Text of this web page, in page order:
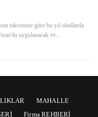
takvimine göre bu yıl okullarda
uygulanacak ve…
MAHALLE
Firma REHBERİ